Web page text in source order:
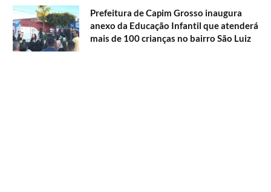
Prefeitura de Capim Grosso inaugura
anexo da Educação Infantil que atenderá
mais de 100 crianças no bairro São Luiz